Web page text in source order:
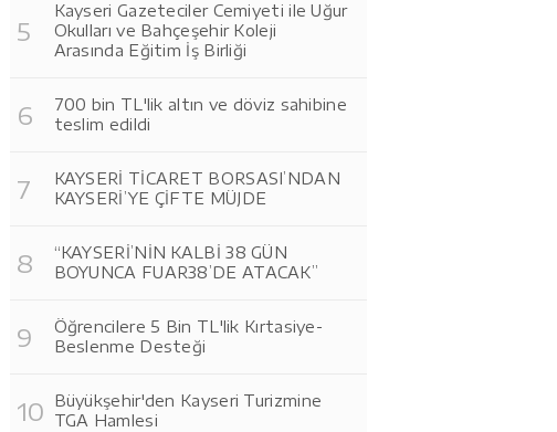
Kayseri Gazeteciler Cemiyeti ile Uğur
Okulları ve Bahçeşehir Koleji
Arasında Eğitim İş Birliği
700 bin TL'lik altın ve döviz sahibine
teslim edildi
KAYSERİ TİCARET BORSASI’NDAN
KAYSERİ’YE ÇİFTE MÜJDE
“KAYSERİ’NİN KALBİ 38 GÜN
BOYUNCA FUAR38’DE ATACAK”
Öğrencilere 5 Bin TL'lik Kırtasiye-
Beslenme Desteği
Büyükşehir'den Kayseri Turizmine
TGA Hamlesi